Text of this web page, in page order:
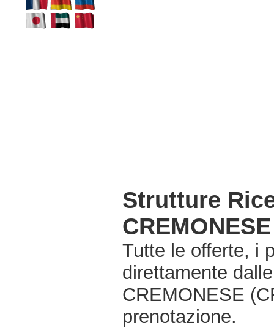
Strutture
Tutte le offerte, i
direttamente
CREMONESE
prenotazione.